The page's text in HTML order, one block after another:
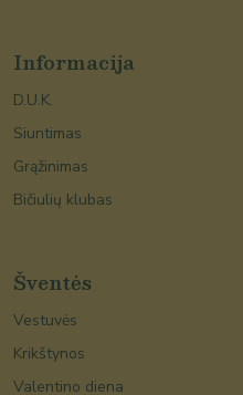
Informacija
D.U.K.
Siuntimas
Grąžinimas
Bičiulių klubas
Šventės
Vestuvės
Krikštynos
Valentino diena